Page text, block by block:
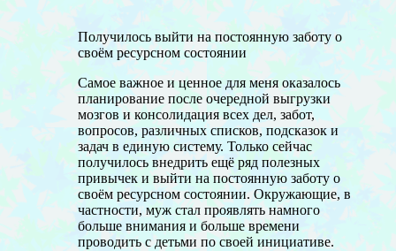
Получилось выйти на постоянную заботу о
своём ресурсном состоянии
Самое важное и ценное для меня оказалось
планирование после очередной выгрузки
мозгов и консолидация всех дел, забот,
вопросов, различных списков, подсказок и
задач в единую систему. Только сейчас
получилось внедрить ещё ряд полезных
привычек и выйти на постоянную заботу о
своём ресурсном состоянии. Окружающие, в
частности, муж стал проявлять намного
больше внимания и больше времени
проводить с детьми по своей инициативе.